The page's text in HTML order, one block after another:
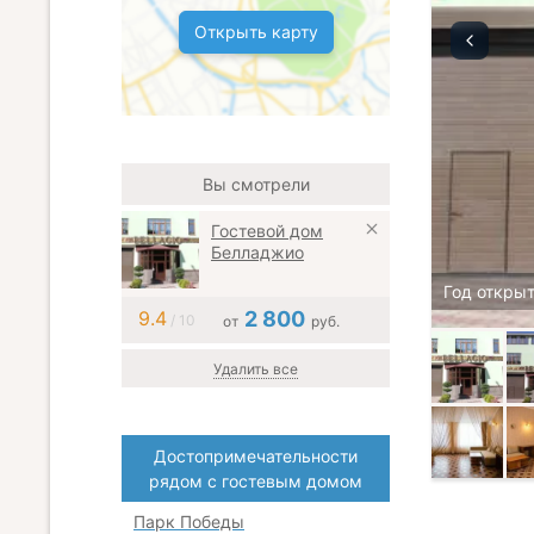
Год
Открыть карту
Вы смотрели
Гостевой дом
Белладжио
9.4/ 10 от 2 800 руб.
Удалить все
Достопримечательности
рядом с гостевым домом
Парк Победы